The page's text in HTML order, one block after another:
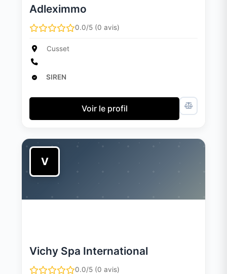
Adleximmo
0.0/5 (0 avis)
Cusset
SIREN
Voir le profil
V
Vichy Spa International
0.0/5 (0 avis)